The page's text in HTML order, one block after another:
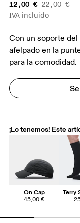
12,00 € 22,00 €
IVA incluido
Con un soporte
afelpado en la
para la comodidad.
¡Lo tenemos! Este
On Cap
45,00 €
Terry